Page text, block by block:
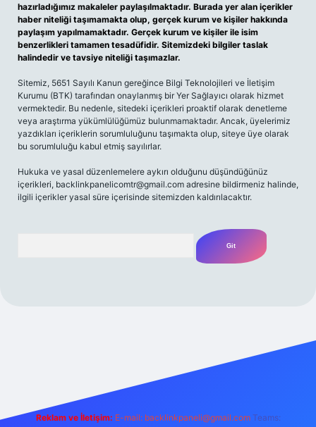
hazırladığımız makaleler paylaşılmaktadır. Burada yer alan içerikler
haber niteliği taşımamakta olup, gerçek kurum ve kişiler hakkında
paylaşım yapılmamaktadır. Gerçek kurum ve kişiler ile isim
benzerlikleri tamamen tesadüfidir. Sitemizdeki bilgiler taslak
halindedir ve tavsiye niteliği taşımazlar.
Sitemiz, 5651 Sayılı Kanun gereğince Bilgi Teknolojileri ve İletişim
Kurumu (BTK) tarafından onaylanmış bir Yer Sağlayıcı olarak hizmet
vermektedir. Bu nedenle, sitedeki içerikleri proaktif olarak denetleme
veya araştırma yükümlülüğümüz bulunmamaktadır. Ancak, üyelerimiz
yazdıkları içeriklerin sorumluluğunu taşımakta olup, siteye üye olarak
bu sorumluluğu kabul etmiş sayılırlar.
Hukuka ve yasal düzenlemelere aykırı olduğunu düşündüğünüz
içerikleri, backlinkpanelicomtr@gmail.com adresine bildirmeniz halinde,
ilgili içerikler yasal süre içerisinde sitemizden kaldırılacaktır.
Reklam ve İletişim: E-mail: backlinkpaneli@gmail.com Teams: